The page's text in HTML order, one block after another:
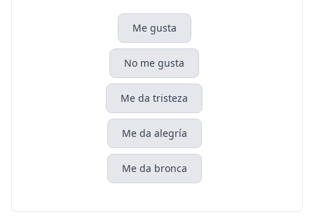
Me gusta
No me gusta
Me da tristeza
Me da alegría
Me da bronca